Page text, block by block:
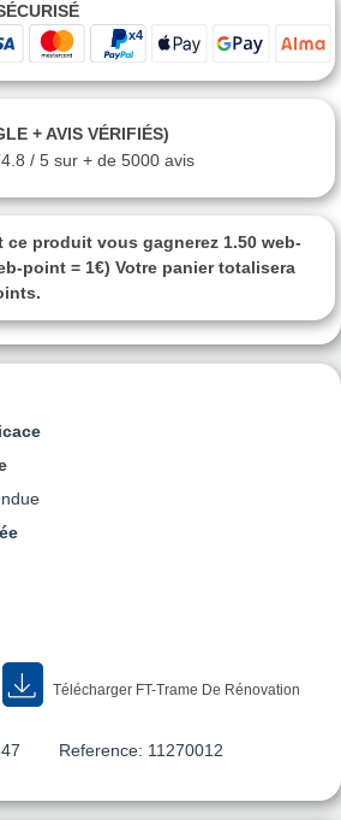
Télécharger FT-Trame De Rénovation
Reference: 11270012
+ AVIS VÉRIFIÉS)
4.8 / 5 sur + de 5000 avis
ce produit vous gagnerez 1.50 web-
point = 1€) Votre panier totalisera
.